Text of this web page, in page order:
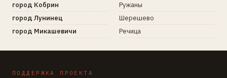
город Кобрин
город Лунинец
город Микашевичи
Ружаны
Шерешево
Речица
ПОДДЕРЖКА ПРОЕКТА